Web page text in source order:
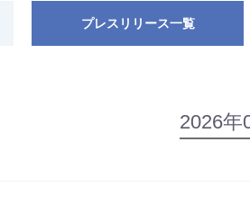
プレスリリース一覧
2026年